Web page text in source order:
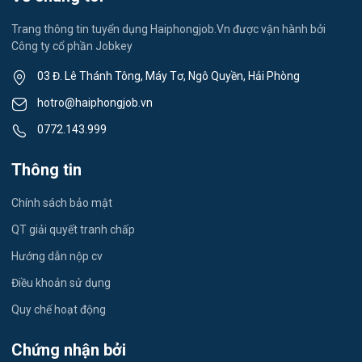
Lái xe
Tiếng Nhật
Du lịch
Công nhân
Thời Vụ
Tiếng Hàn
Tiếng Trung
Việc làm Nam Đồng
Việc làm Tân Hưng
Việc làm Ái Quốc
Việc làm Chu Văn An
Việc làm Trần Hưng Đạo
Việc làm Nguyễn Trãi
Trang thông tin tuyển dụng Haiphongjob.Vn được vận hành bởi
Công ty cổ phần Jobkey
03 Đ. Lê Thánh Tông, Máy Tơ, Ngô Quyền, Hải Phòng
hotro@haiphongjob.vn
0772.143.999
Thông tin
Chính sách bảo mật
QT giải quyết tranh chấp
Hướng dẫn nộp cv
Điều khoản sử dụng
Quy chế hoạt động
Chứng nhận bởi